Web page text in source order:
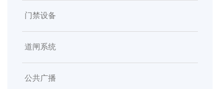
门禁设备
道闸系统
公共广播